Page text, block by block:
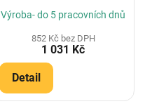
Výroba- do 5 pracovních dnů
852 Kč bez DPH
1 031 Kč
Detail